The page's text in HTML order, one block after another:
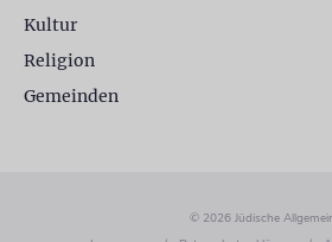
Kultur
Religion
Gemeinden
© 2026 Jüdische